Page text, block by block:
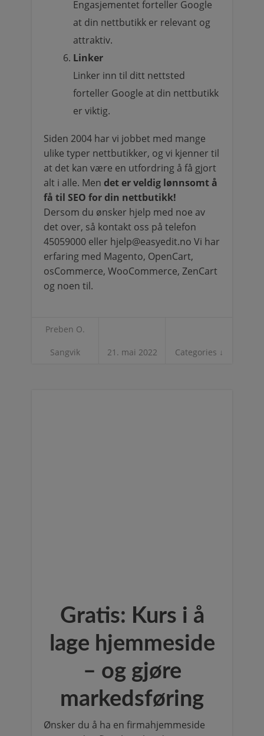
Engasjementet forteller Google
at din nettbutikk er relevant og
attraktiv.
Linker
Linker inn til ditt nettsted
forteller Google at din nettbutikk
er viktig.
Siden 2004 har vi jobbet med mange
ulike typer nettbutikker, og vi kjenner til
at det kan være en utfordring å få gjort
alt i alle. Men det er veldig lønnsomt å
få til SEO for din nettbutikk!
Dersom du ønsker hjelp med noe av
det over, så kontakt oss på telefon
45059000 eller hjelp@easyedit.no Vi har
erfaring med Magento, OpenCart,
osCommerce, WooCommerce, ZenCart
og noen til.
Preben O.
Sangvik 21. mai 2022 Categories ↓
Gratis: Kurs i å
lage hjemmeside
– og gjøre
markedsføring
Ønsker du å ha en firmahjemmeside